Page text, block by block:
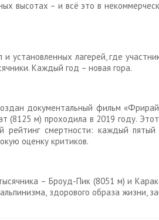
высотах – и всё это в
лагерей, где
Каждый год – новая гора.
документальный фильм
(8125 м) проходила в 2019 году.
смертности: каждый
оценку критиков.
– Броуд-Пик (8051 м) и
здорового образа жизни,